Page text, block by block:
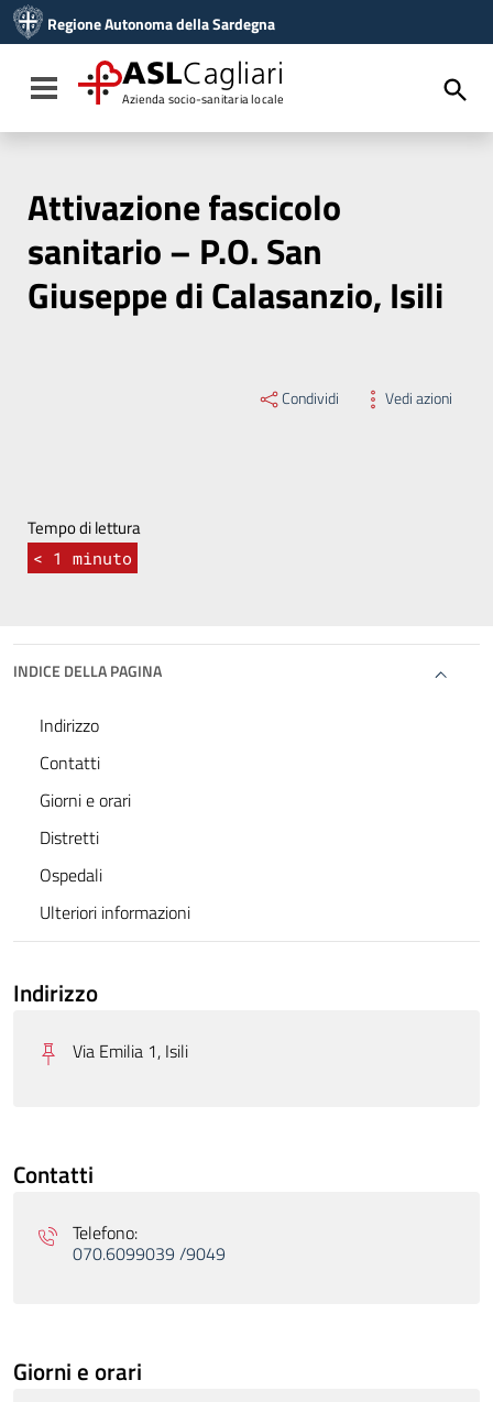
Vai al menu di navigazione
Vai al footer
Regione Autonoma della Sardegna
Toggle navigation
ASLCagliari
Azienda socio-sanitaria locale
Attivazione fascicolo
sanitario – P.O. San
Giuseppe di Calasanzio, Isili
Condividi Vedi azioni
Tempo di lettura
< 1 minuto
INDICE DELLA PAGINA
Indirizzo
Contatti
Giorni e orari
Distretti
Ospedali
Ulteriori informazioni
Indirizzo
Via Emilia 1, Isili
Contatti
Telefono:
070.6099039 /9049
Giorni e orari